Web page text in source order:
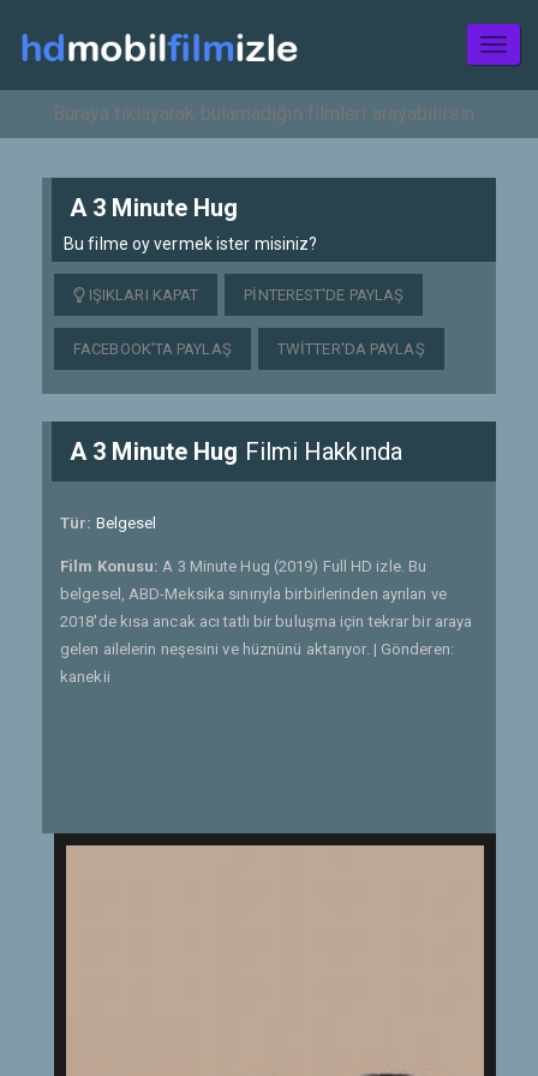
A 3 Minute Hug
Bu filme oy vermek ister misiniz?
IŞIKLARI KAPAT PINTEREST'DE PAYLAŞ
FACEBOOK'TA PAYLAŞ TWITTER'DA PAYLAŞ
A 3 Minute Hug Filmi Hakkında
Tür: Belgesel
Film Konusu:A 3 Minute Hug (2019) Full HD izle. Bu
belgesel, ABD-Meksika sınırıyla birbirlerinden ayrılan ve
2018'de kısa ancak acı tatlı bir buluşma için tekrar bir araya
gelen ailelerin neşesini ve hüznünü aktarıyor. | Gönderen:
kanekii